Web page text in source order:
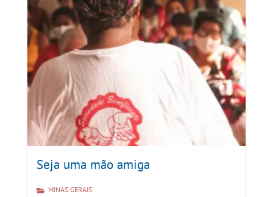
Seja uma mão amiga
MINAS GERAIS